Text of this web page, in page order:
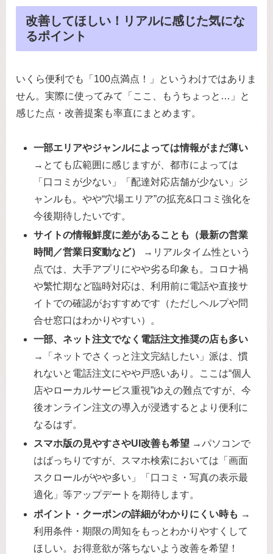
改善してほしい！リアルに感じた気にな
るポイント
いくら便利でも「100点満点！」というわけではありま
せん。実際に使ってみて「ここ、もうちょっと…」と
感じた点・改善提案も率直にまとめます。
一部エリアやジャンルによっては情報がまだ薄い
→とても広範囲に感じますが、都市によっては
「口コミが少ない」「配達対応店舗が少ない」ジ
ャンルも。やや“穴場エリア”の拡充&口コミ強化を
今後期待したいです。
サイトの情報鮮度に差があることも（最新の営業
時間／営業日変動など）
→リアルタイム性という
点では、大手アプリにやや劣る印象も。コロナ禍
や繁忙期など臨時対応は、利用前に電話や直接サ
イトでの確認がおすすめです（ただしヘルプや問
合せ窓口はわかりやすい）。
一部、ネット注文でなく電話注文推奨の店も多い
→「ネットでさくっと注文完結したい」派は、慣
れないと電話注文にやや戸惑いあり。ここは“個人
店やローカルサービス重視”ゆえの難点ですが、今
後オンライン注文の導入が浸透するとより便利に
なるはず。
スマホ版の見やすさやUI改善も希望 →パソコンで
はばっちりですが、スマホ検索においては「画面
スクロールがやや多い」「口コミ・写真の表示最
適化」等アップデートを期待します。
ポイント・クーポンの詳細がわかりにくい時も →
利用条件・期限の周知をもっとわかりやすくして
ほしい。お得意欲が落ちないよう改善を希望！